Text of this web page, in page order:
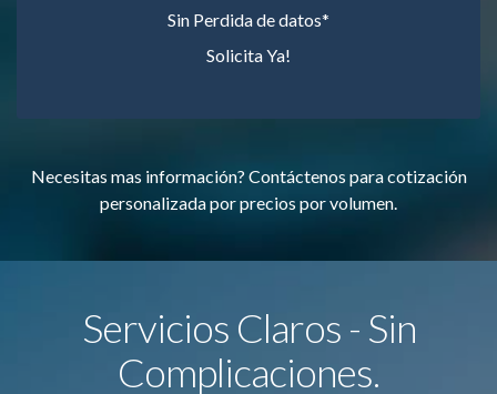
Sin Perdida de datos*
Solicita Ya!
Necesitas mas información? Contáctenos para cotización
personalizada por precios por volumen.
Servicios Claros - Sin
Complicaciones.